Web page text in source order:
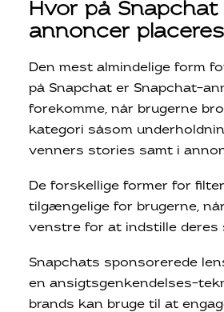
Hvor på
annoncer
Den mest almindelige form
på Snapchat er Snapchat-
forekomme, når brugerne
kategori såsom
venners stories samt i
De forskellige former for
tilgængelige for brugerne,
venstre for at indstille deres
Snapchats sponsorerede
en ansigtsgenkendelses-
brands kan bruge til at